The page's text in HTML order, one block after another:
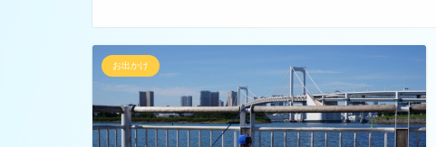
お出かけ